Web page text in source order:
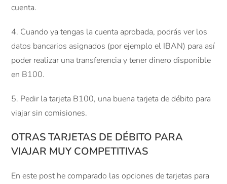
cuenta.
4. Cuando ya tengas la cuenta aprobada, podrás ver los
datos bancarios asignados (por ejemplo el IBAN) para así
poder realizar una transferencia y tener dinero disponible
en B100.
5. Pedir la tarjeta B100, una buena tarjeta de débito para
viajar sin comisiones.
OTRAS TARJETAS DE DÉBITO PARA
VIAJAR MUY COMPETITIVAS
En este post he comparado las opciones de tarjetas para